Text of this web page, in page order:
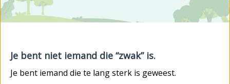
Je bent niet iemand die “zwak” is.
Je bent iemand die te lang sterk is geweest.